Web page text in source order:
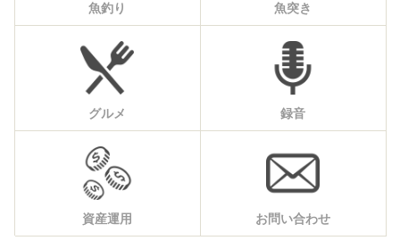
魚釣り 魚突き
グルメ 録音
資産運用 お問い合わせ